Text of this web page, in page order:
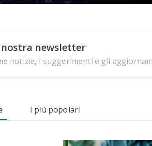
newsletter
notizie, i suggerimenti e gli
I più popolari